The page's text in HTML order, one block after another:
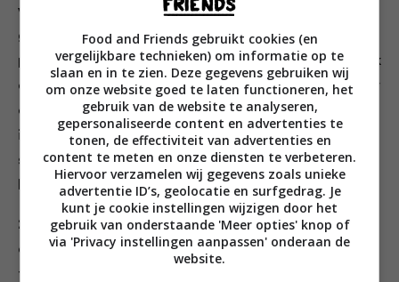
vanillepoeder, de geraspte limoenschil en het
gemberpoeder in een glazen pot van 1 liter met goed
passend deksel. Sluit af en schud. Schenk de kokosmelk
erbij, voeg de kokosnectar toe, doe het deksel er weer
op en schud de pot 3 minuten. Zet 30 tot 45 minuten
in de koelkast tot het mengsel puddingachtig is en
schud de pot elke 10 minuten even zodat er geen
klontjes ontstaan.
2. Verdeel de pudding over twee kommen, voeg
eventueel de toppings toe en serveer, of bewaar
tot vijf dagen in de koelkast.
Food and Friends gebruikt cookies (en
vergelijkbare technieken) om informatie op te
slaan en in te zien. Deze gegevens gebruiken wij
om onze website goed te laten functioneren, het
gebruik van de website te analyseren,
gepersonaliseerde content en advertenties te
tonen, de effectiviteit van advertenties en
content te meten en onze diensten te verbeteren.
Hiervoor verzamelen wij gegevens zoals unieke
advertentie ID’s, geolocatie en surfgedrag. Je
kunt je cookie instellingen wijzigen door het
gebruik van onderstaande 'Meer opties' knop of
via 'Privacy instellingen aanpassen' onderaan de
website.